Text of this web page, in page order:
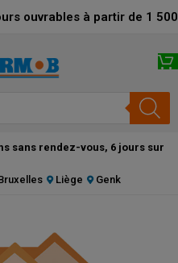
ouvrables à partir de 1
sans rendez-vous, 6 jours sur
Liège Genk